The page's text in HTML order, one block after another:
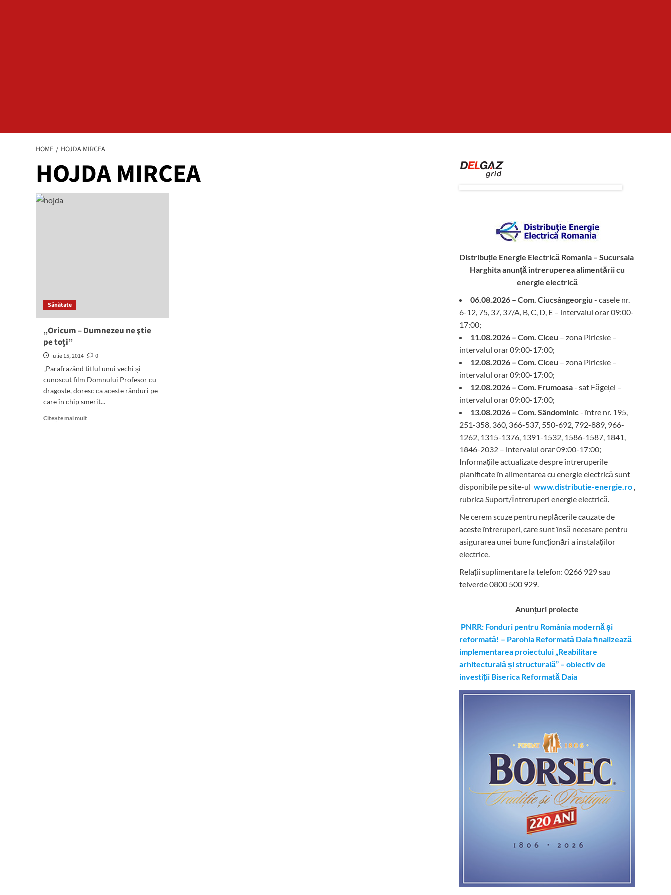
HOME HOJDA MIRCEA
HOJDA MIRCEA
Sănătate
„Oricum – Dumnezeu ne ştie
pe toţi”
iulie 15, 2014
0
„Parafrazând titlul unui vechi şi
cunoscut film Domnului Profesor cu
dragoste, doresc ca aceste rânduri pe
care în chip smerit...
Citește mai multRead
Distribuție Energie Electrică Romania – Sucursala
Harghitaanunță întreruperea alimentării cu
energie electrică
06.08.2026 – Com. Ciucsângeorgiu - casele nr.
6-12, 75, 37, 37/A, B, C, D, E – intervalul orar 09:00-
17:00;
11.08.2026 – Com. Ciceu – zona Piricske –
intervalul orar 09:00-17:00;
12.08.2026 – Com. Ciceu – zona Piricske –
intervalul orar 09:00-17:00;
12.08.2026 – Com. Frumoasa- sat Făgețel –
intervalul orar 09:00-17:00;
13.08.2026 – Com. Sândominic- între nr. 195,
251-358, 360, 366-537, 550-692, 792-889, 966-
1262, 1315-1376, 1391-1532, 1586-1587, 1841,
1846-2032 – intervalul orar 09:00-17:00;
Informațiile actualizate despre întreruperile
planificate în alimentarea cu energie electrică sunt
disponibile pe site-ul www.distributie-energie.ro ,
rubrica Suport/Întreruperi energie electrică.
Ne cerem scuze pentru neplăcerile cauzate de
aceste întreruperi, care sunt însă necesare pentru
asigurarea unei bune funcționări a instalațiilor
electrice.
Relații suplimentare la telefon: 0266 929 sau
telverde 0800 500 929.
Anunțuri proiecte
PNRR: Fonduri pentru România modernă și
reformată! – Parohia Reformată Daia finalizează
implementarea proiectului „Reabilitare
arhitecturală și structurală” – obiectiv de
investiții Biserica Reformată Daia